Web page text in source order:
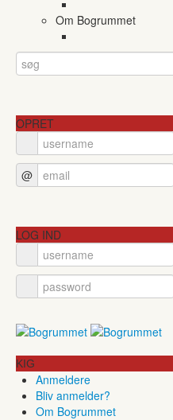
Om Bogrummet
OPRET
@
LOG IND
KIG
Anmeldere
Bliv anmelder?
Om Bogrummet